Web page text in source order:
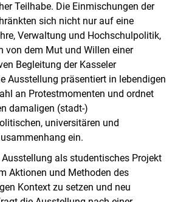
Teilhabe. Die Einmischungen der
sich nicht nur auf eine
Verwaltung und Hochschulpolitik,
von dem Mut und Willen einer
Begleitung der Kasseler
Ausstellung präsentiert in lebendigen
an Protestmomenten und ordnet
damaligen (stadt-)
universitären und
ein.
als studentisches Projekt
Aktionen und Methoden des
Kontext zu setzen und neu